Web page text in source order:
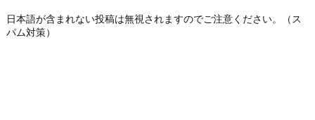
日本語が含まれない投稿は無視されますのでご注意ください。（ス
パム対策）